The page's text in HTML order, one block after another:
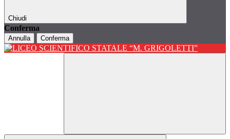
Chiudi
Conferma
Annulla Conferma